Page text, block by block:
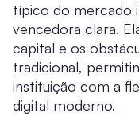
típico do mercado
vencedora clara.
capital e os
tradicional,
instituição com a
digital moderno.